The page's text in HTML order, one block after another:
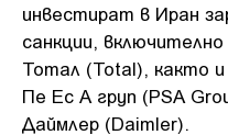
инвестират в Иран
санкции,
Тотал (Total), както
Пе Ес А груп (PSA
Даймлер (Daimler).